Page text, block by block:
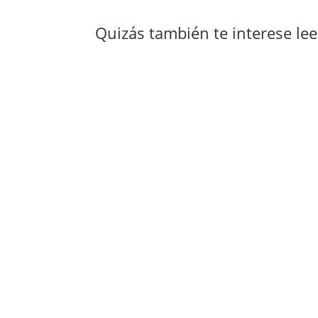
Quizás también te interese